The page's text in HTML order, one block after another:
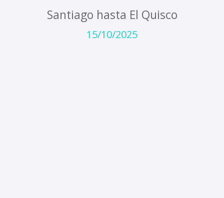
Santiago hasta El Quisco
15/10/2025